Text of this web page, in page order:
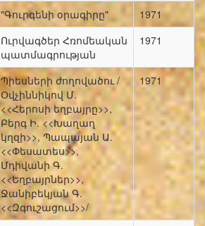
"Գուրգենի օրագիրը"
1971
Ուրվագծեր Հռոմեական
պատմագրության
1971
Պիեսների ժողովածու /
Օվչիննիկով Մ.
<<Հերոսի եղբայրը>>,
Բերգ Ի. <<Խաղաղ
կղզի>>, Պապայան Ա.
<<Փեսատես>>,
Մդիվանի Գ.
<<Եղբայրներ>>,
Ջանիբեկյան Գ.
<<Զգուշացում>>/
1971